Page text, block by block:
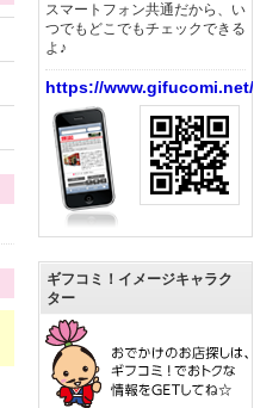
スマートフォン共通だから、い
つでもどこでもチェックできる
よ♪
https://www.gifucomi.net/
ギフコミ！イメージキャラク
ター